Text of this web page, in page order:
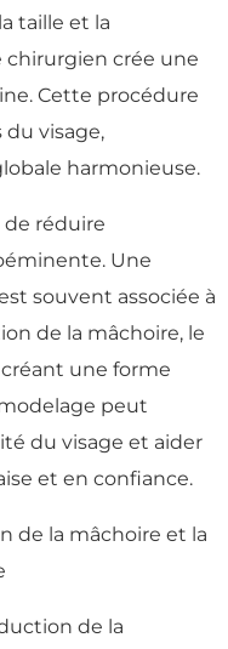
taille et la
chirurgien crée une
Cette procédure
visage,
harmonieuse.
réduire
Une
souvent associée à
de la mâchoire, le
une forme
peut
du visage et aider
et en confiance.
de la mâchoire et la
de la